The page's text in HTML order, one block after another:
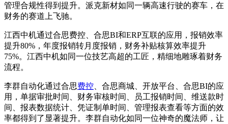
管理合规性得到提升。派克新材如同一辆高速行驶的赛车，在
财务的赛道上飞驰。
江西中机通过合思费控、合思BI和ERP互联的应用，报销效率
提升80%，年度报销转月度报销，财务补贴核算效率提升
75%。江西中机如同一位技艺高超的工匠，精细地雕琢着财务
流程。
李群自动化通过合思费控、合思商城、开放平台、合思BI的应
用，单据审批时间、财务审核时间、员工报销时间、维送款时
间、报表数据统计、凭证制单时间、管理报表查看等方面的效
率都得到了显著提升。李群自动化如同一位神奇的魔法师，让